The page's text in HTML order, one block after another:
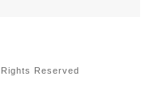
Reserved